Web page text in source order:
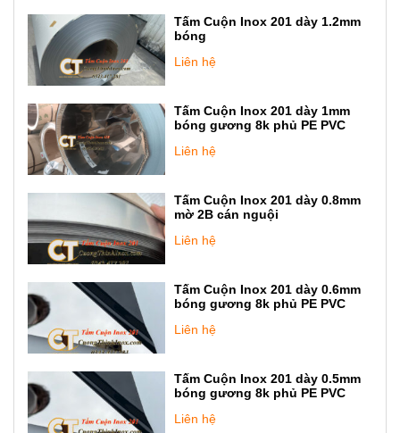
Tấm Cuộn Inox 201 dày 1.2mm
bóng
Liên hệ
Tấm Cuộn Inox 201 dày 1mm
bóng gương 8k phủ PE PVC
Liên hệ
Tấm Cuộn Inox 201 dày 0.8mm
mờ 2B cán nguội
Liên hệ
Tấm Cuộn Inox 201 dày 0.6mm
bóng gương 8k phủ PE PVC
Liên hệ
Tấm Cuộn Inox 201 dày 0.5mm
bóng gương 8k phủ PE PVC
Liên hệ